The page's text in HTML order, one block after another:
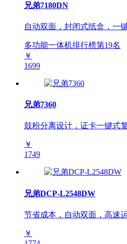
兄弟7180DN
自动双面，封闭式纸盒，一
多功能一体机排行榜第19名
￥
1699
兄弟7360
鼓粉分离设计，证卡一键式
￥
1749
兄弟DCP-L2548DW
节省成本，自动双面，高速
￥